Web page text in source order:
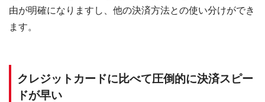
由が明確になりますし、他の決済方法との使い分けができ
ます。
クレジットカードに比べて圧倒的に決済スピー
ドが早い